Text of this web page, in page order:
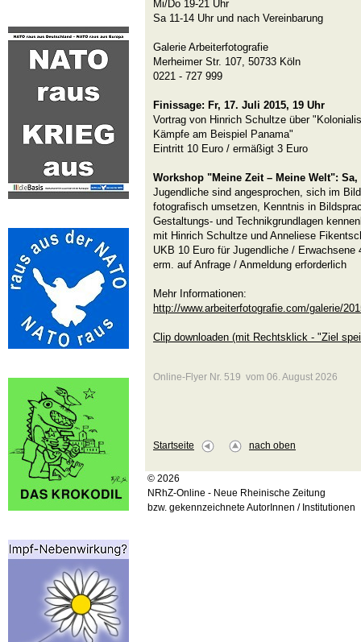
Mi/Do 19-21 Uhr
Sa 11-14 Uhr und nach Vereinbarung
Galerie Arbeiterfotografie
Merheimer Str. 107, 50733 Köln
0221 - 727 999
Finissage: Fr, 17. Juli 2015, 19 Uhr
Vortrag von Hinrich Schultze über
Kämpfe am Beispiel Panama"
Eintritt 10 Euro / ermäßigt 3 Euro
Workshop "Meine Zeit – Meine Welt": Sa,
Jugendliche sind angesprochen, sich im
fotografisch umsetzen, Kenntnis in
Gestaltungs- und Technikgrundlagen
mit Hinrich Schultze und Anneliese
UKB 10 Euro für Jugendliche /
erm. auf Anfrage / Anmeldung erforderlich
Mehr Informationen:
http://www.arbeiterfotografie.com/galerie/
Clip downloaden (mit Rechtsklick - "Ziel
Online-Flyer Nr. 519 vom 06. August 2026
Startseite nach oben
© 2026
NRhZ-Online - Neue Rheinische Zeitung
bzw. gekennzeichnete AutorInnen / Institutionen